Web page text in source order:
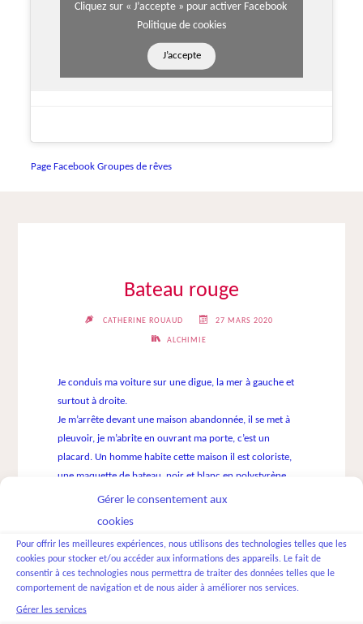
Gérer le consentement aux
cookies
Pour offrir les meilleures expériences, nous utilisons des technologies telles que les
cookies pour stocker et/ou accéder aux informations des appareils. Le fait de
consentir à ces technologies nous permettra de traiter des données telles que le
comportement de navigation et de nous aider à améliorer nos services.
Gérer les services
Cliquez sur « J’accepte » pour activer Facebook
Politique de cookies
J’accepte
Page Facebook Groupes de rêves
Bateau rouge
CATHERINE ROUAUD 27 MARS 2020
ALCHIMIE
Je conduis ma voiture sur une digue, la mer à gauche et
surtout à droite.
Je m’arrête devant une maison abandonnée, il se met à
pleuvoir, je m’abrite en ouvrant ma porte, c’est un
placard. Un homme habite cette maison il est coloriste,
une maquette de bateau, noir et blanc en polystyrène,
milieu plat à balancier…
rouges entre elles.
Ce rêve est amené par une femme qui poursuit un travail
La rêveuse précise que lorsqu’elle rentre dans cette